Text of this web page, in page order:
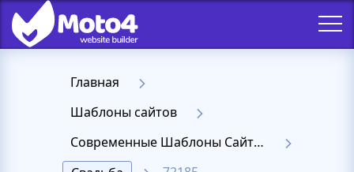
Главная
Шаблоны сайтов
Современные Шаблоны Сайтов - Moto 4